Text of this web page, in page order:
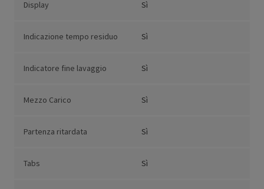
Display Sì
Indicazione tempo residuo Sì
Indicatore fine lavaggio Sì
Mezzo Carico Sì
Partenza ritardata Sì
Tabs Sì